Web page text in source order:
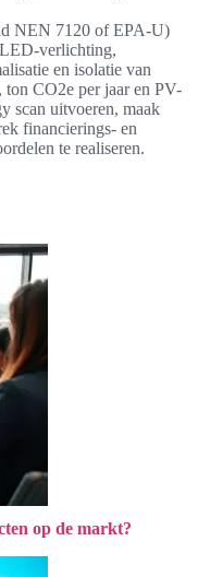
NEN 7120 of EPA-U)
verlichting,
en isolatie van
ton CO2e per jaar en PV-
scan uitvoeren, maak
financierings- en
te realiseren.
op de markt?